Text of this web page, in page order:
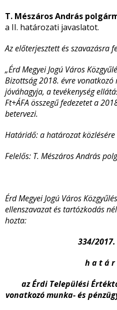
T. Mészáros András
a II. határozati javaslatot.
Az előterjesztett és szavazásra
„Érd Megyei Jogú Város
Bizottság 2018. évre
jóváhagyja, a tevékenység
Ft+ÁFA összegű fedezetet a
betervezi.
Határidő: a határozat
Felelős: T. Mészáros András
Érd Megyei Jogú Város
ellenszavazat és tartózkodás
hozta:
334/
h a t á r
az Érdi Települési
vonatkozó munka- és